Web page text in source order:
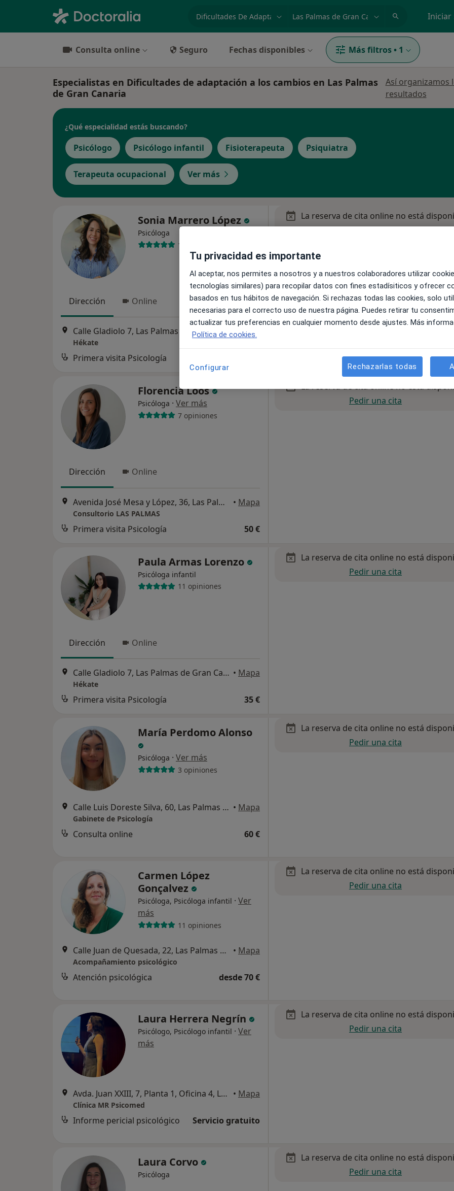
Iniciar
Consulta online Seguro Fechas disponibles Más filtros • 1
Especialistas en Dificultades de adaptación a los cambios en Las Palmas
de Gran Canaria
Así organizamos
resultados
¿Qué especialidad estás buscando?
Psicólogo Psicólogo infantil Fisioterapeuta Psiquiatra
Terapeuta ocupacional Ver más
Sonia Marrero López
Psicóloga
19 opiniones
Dirección Online
Calle Gladiolo 7, Las Palmas de Gran Canaria •Mapa
Hékate
Primera visita Psicología
La reserva de cita online no está
Pedir una cita
Florencia Loos
Psicóloga · Ver más
7 opiniones
Dirección Online
Avenida José Mesa y López, 36, Las Palmas de Gran Canaria • Mapa
Consultorio LAS PALMAS
Primera visita Psicología 50 €
La reserva de cita online no está
Pedir una cita
Paula Armas Lorenzo
Psicóloga infantil
11 opiniones
Dirección Online
Calle Gladiolo 7, Las Palmas de Gran Canaria • Mapa
Hékate
Primera visita Psicología 35 €
La reserva de cita online no está
Pedir una cita
María Perdomo Alonso
Psicóloga · Ver más
3 opiniones
Calle Luis Doreste Silva, 60, Las Palmas de Gran Canaria • Mapa
Gabinete de Psicología
Consulta online 60 €
La reserva de cita online no está
Pedir una cita
Carmen López
Gonçalvez
Psicóloga, Psicóloga infantil · Ver
más
11 opiniones
Calle Juan de Quesada, 22, Las Palmas de Gran Canaria • Mapa
Acompañamiento psicológico
Atención psicológica desde 70 €
La reserva de cita online no está
Pedir una cita
Laura Herrera Negrín
Psicólogo, Psicólogo infantil · Ver
más
Avda. Juan XXIII, 7, Planta 1, Oficina 4, Las Palmas de Gran Canaria • Mapa
Clínica MR Psicomed
Informe pericial psicológico Servicio gratuito
La reserva de cita online no está
Pedir una cita
Laura Corvo
Psicóloga
La reserva de cita online no está
Pedir una cita
Tu privacidad es importante
Al aceptar, nos permites a nosotros y a nuestros colaboradores utilizar
tecnologías similares) para recopilar datos con fines estadísiticos y ofrecer
basados en tus hábitos de navegación. Si rechazas todas las cookies, solo
necesarias para el correcto uso de nuestra página. Puedes retirar tu
actualizar tus preferencias en cualquier momento desde ajustes. Más
Política de cookies.
Configurar Rechazarlas todas